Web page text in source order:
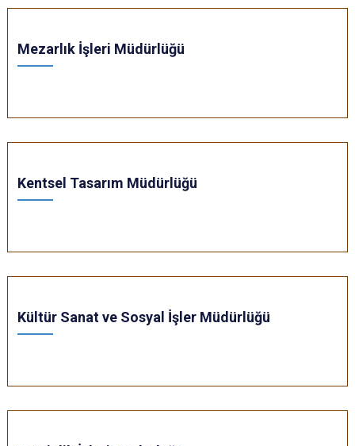
Mezarlık İşleri Müdürlüğü
Kentsel Tasarım Müdürlüğü
Kültür Sanat ve Sosyal İşler Müdürlüğü